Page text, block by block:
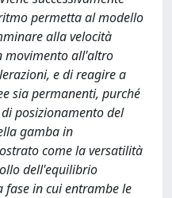
permetta al modello
alla velocità
movimento all'altro
e di reagire a
sia permanenti, purché
posizionamento del
gamba in
come la versatilità
dell'equilibrio
in cui entrambe le